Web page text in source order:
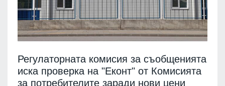
Регулаторната комисия за съобщенията
иска проверка на "Еконт" от Комисията
за потребителите заради нови цени